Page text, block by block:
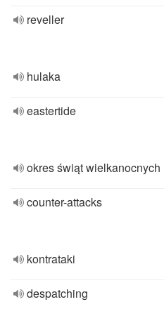
reveller
hulaka
eastertide
okres świąt wielkanocnych
counter-attacks
kontrataki
despatching